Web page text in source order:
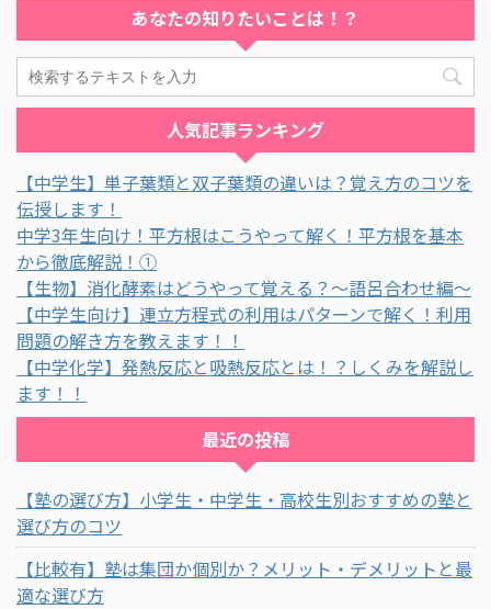
あなたの知りたいことは！？
人気記事ランキング
【中学生】単子葉類と双子葉類の違いは？覚え方のコツを
伝授します！
中学3年生向け！平方根はこうやって解く！平方根を基本
から徹底解説！①
【生物】消化酵素はどうやって覚える？～語呂合わせ編～
【中学生向け】連立方程式の利用はパターンで解く！利用
問題の解き方を教えます！！
【中学化学】発熱反応と吸熱反応とは！？しくみを解説し
ます！！
最近の投稿
【塾の選び方】小学生・中学生・高校生別おすすめの塾と
選び方のコツ
【比較有】塾は集団か個別か？メリット・デメリットと最
適な選び方